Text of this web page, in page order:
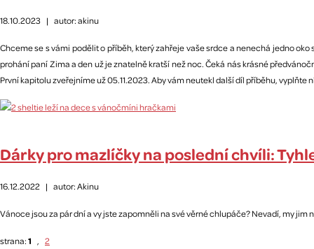
18.10.2023 | autor: akinu
Chceme se s vámi podělit o příběh, který zahřeje vaše srdce a nenechá jedno
prohání paní Zima a den už je znatelně kratší než noc. Čeká nás krásné
První kapitolu zveřejníme už 05.11.2023. Aby vám neutekl další díl příběhu,
Dárky pro mazlíčky na poslední chvíli:
16.12.2022 | autor: Akinu
Vánoce jsou za pár dní a vy jste zapomněli na své věrné chlupáče? Nevadí, my
strana:1 2